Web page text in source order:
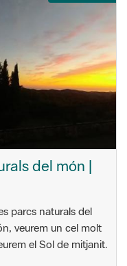
del món |
parcs naturals del
veurem un cel molt
el Sol de mitjanit.